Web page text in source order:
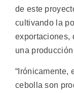
de este
cultivando la
exportaciones,
una
“Irónicamente,
cebolla son